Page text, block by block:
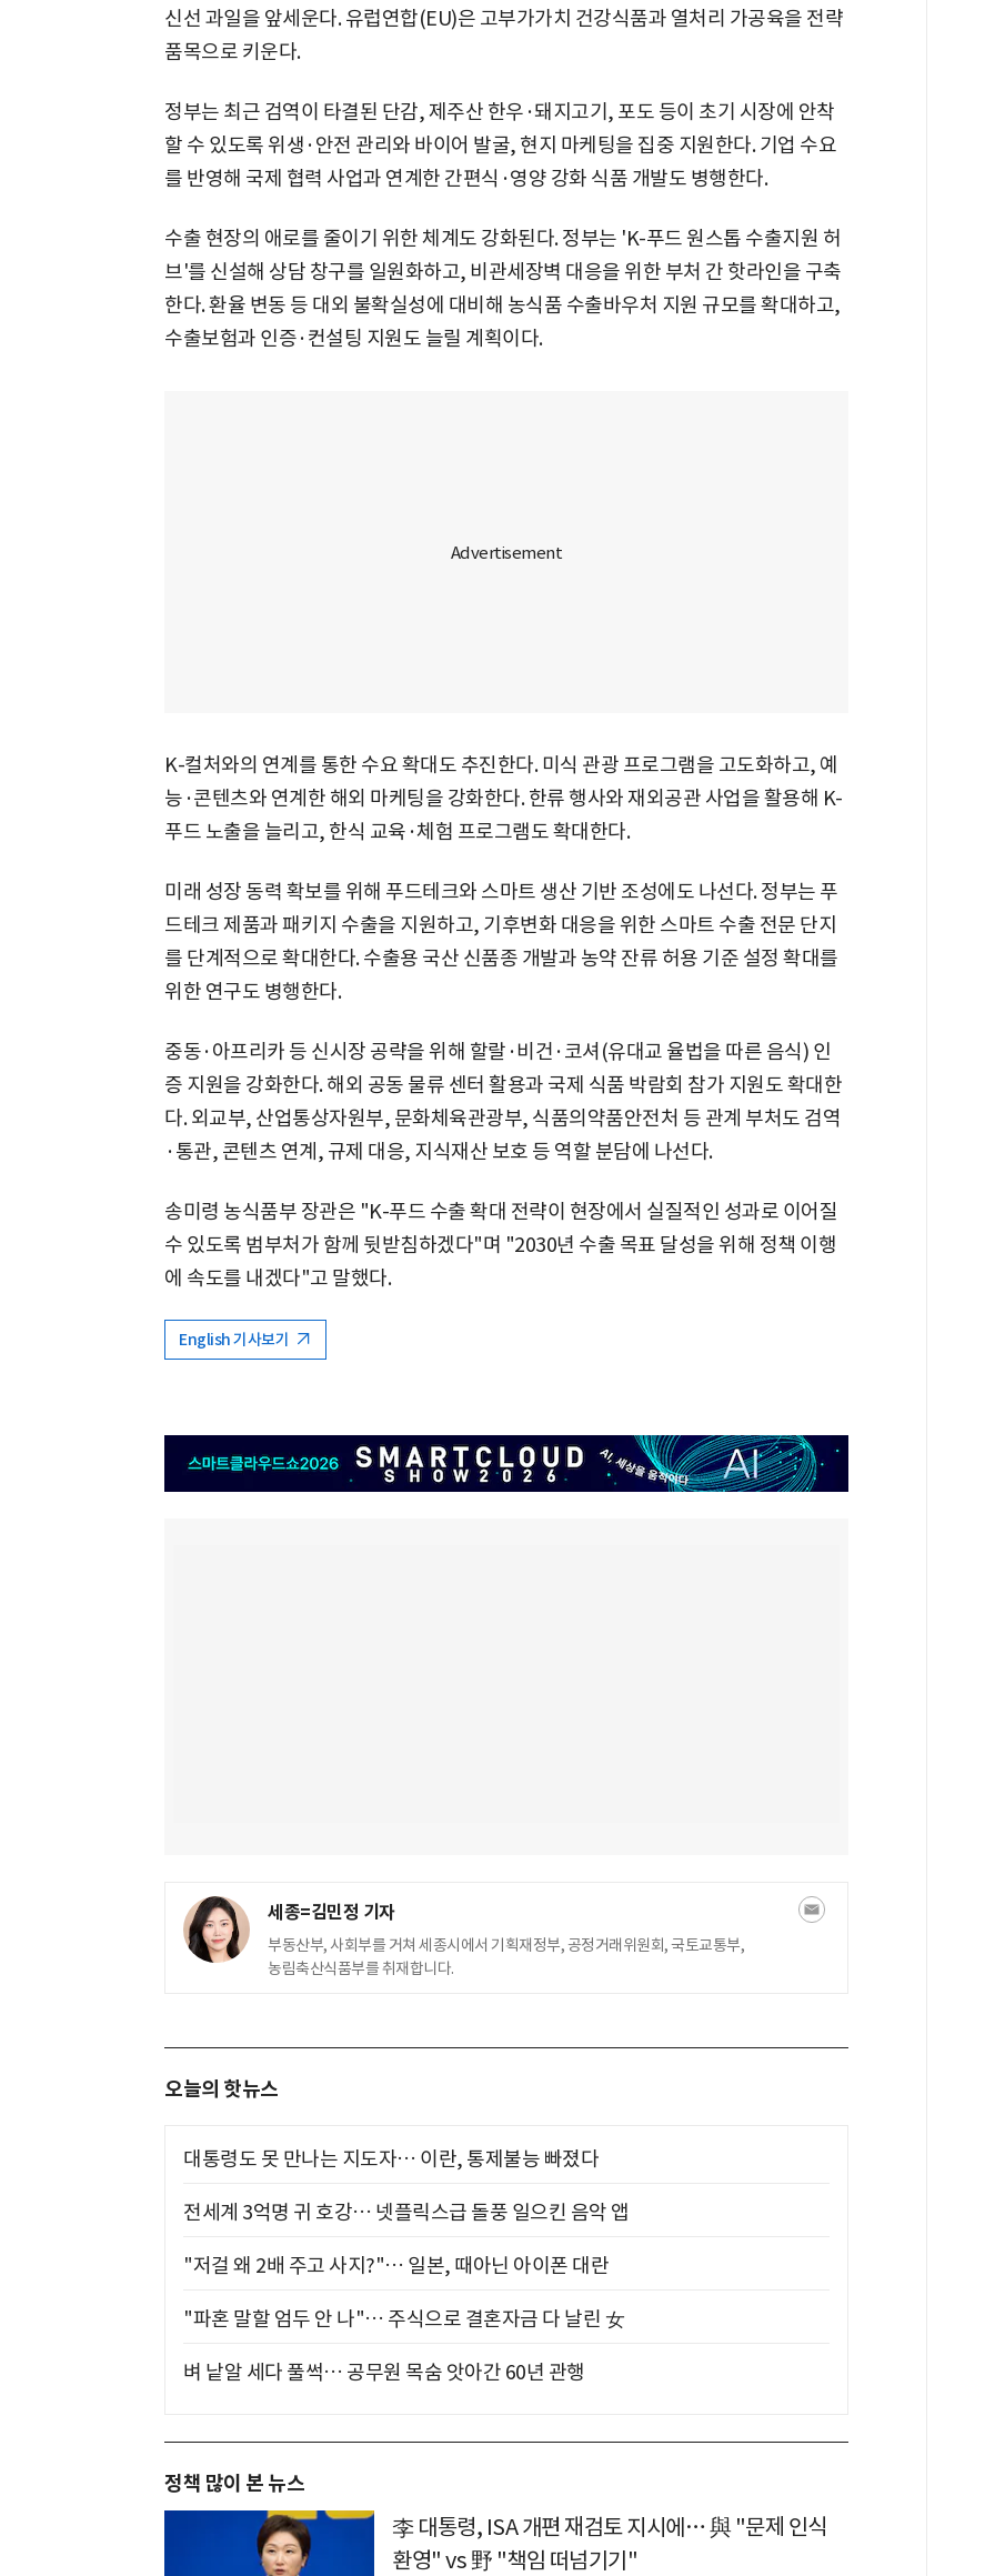
신선 과일을 앞세운다. 유럽연합(EU)은 고부가가치 건강식품과 열처리 가공육을 전략
품목으로 키운다.
정부는 최근 검역이 타결된 단감, 제주산 한우·돼지고기, 포도 등이 초기 시장에 안착
할 수 있도록 위생·안전 관리와 바이어 발굴, 현지 마케팅을 집중 지원한다. 기업 수요
를 반영해 국제 협력 사업과 연계한 간편식·영양 강화 식품 개발도 병행한다.
수출 현장의 애로를 줄이기 위한 체계도 강화된다. 정부는 'K-푸드 원스톱 수출지원 허
브'를 신설해 상담 창구를 일원화하고, 비관세장벽 대응을 위한 부처 간 핫라인을 구축
한다. 환율 변동 등 대외 불확실성에 대비해 농식품 수출바우처 지원 규모를 확대하고,
수출보험과 인증·컨설팅 지원도 늘릴 계획이다.
K-컬처와의 연계를 통한 수요 확대도 추진한다. 미식 관광 프로그램을 고도화하고, 예
능·콘텐츠와 연계한 해외 마케팅을 강화한다. 한류 행사와 재외공관 사업을 활용해 K-
푸드 노출을 늘리고, 한식 교육·체험 프로그램도 확대한다.
미래 성장 동력 확보를 위해 푸드테크와 스마트 생산 기반 조성에도 나선다. 정부는 푸
드테크 제품과 패키지 수출을 지원하고, 기후변화 대응을 위한 스마트 수출 전문 단지
를 단계적으로 확대한다. 수출용 국산 신품종 개발과 농약 잔류 허용 기준 설정 확대를
위한 연구도 병행한다.
중동·아프리카 등 신시장 공략을 위해 할랄·비건·코셔(유대교 율법을 따른 음식) 인
증 지원을 강화한다. 해외 공동 물류 센터 활용과 국제 식품 박람회 참가 지원도 확대한
다. 외교부, 산업통상자원부, 문화체육관광부, 식품의약품안전처 등 관계 부처도 검역
·통관, 콘텐츠 연계, 규제 대응, 지식재산 보호 등 역할 분담에 나선다.
송미령 농식품부 장관은 "K-푸드 수출 확대 전략이 현장에서 실질적인 성과로 이어질
수 있도록 범부처가 함께 뒷받침하겠다"며 "2030년 수출 목표 달성을 위해 정책 이행
에 속도를 내겠다"고 말했다.
English 기사보기
세종=김민정 기자
부동산부, 사회부를 거쳐 세종시에서 기획재정부, 공정거래위원회, 국토교통부,
농림축산식품부를 취재합니다.
오늘의 핫뉴스
대통령도 못 만나는 지도자… 이란, 통제불능 빠졌다
전세계 3억명 귀 호강… 넷플릭스급 돌풍 일으킨 음악 앱
"저걸 왜 2배 주고 사지?"… 일본, 때아닌 아이폰 대란
"파혼 말할 엄두 안 나"… 주식으로 결혼자금 다 날린 女
벼 낱알 세다 풀썩… 공무원 목숨 앗아간 60년 관행
정책 많이 본 뉴스
李 대통령, ISA 개편 재검토 지시에… 與 "문제 인식
환영" vs 野 "책임 떠넘기기"